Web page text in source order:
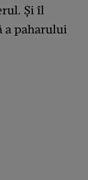
Și îl
a paharului